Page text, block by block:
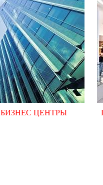
БИЗНЕС ЦЕНТРЫ